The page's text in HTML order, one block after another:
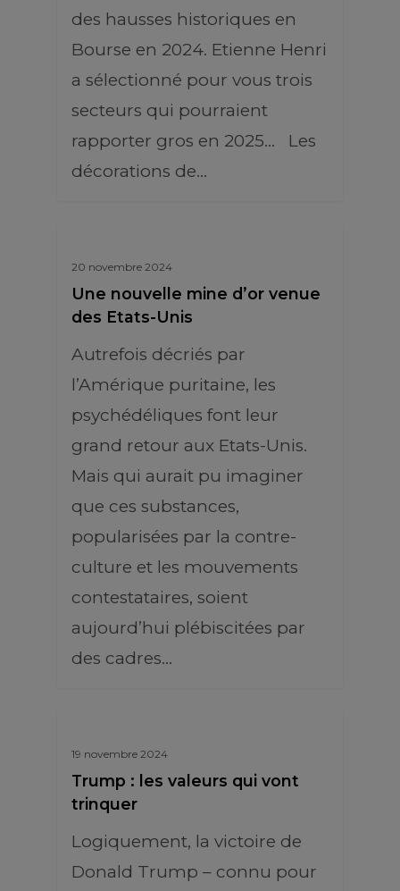
des hausses historiques en
Bourse en 2024. Etienne Henri
a sélectionné pour vous trois
secteurs qui pourraient
rapporter gros en 2025... Les
décorations de…
20 novembre 2024
Une nouvelle mine d’or venue
des Etats-Unis
Autrefois décriés par
l’Amérique puritaine, les
psychédéliques font leur
grand retour aux Etats-Unis.
Mais qui aurait pu imaginer
que ces substances,
popularisées par la contre-
culture et les mouvements
contestataires, soient
aujourd’hui plébiscitées par
des cadres…
19 novembre 2024
Trump : les valeurs qui vont
trinquer
Logiquement, la victoire de
Donald Trump – connu pour